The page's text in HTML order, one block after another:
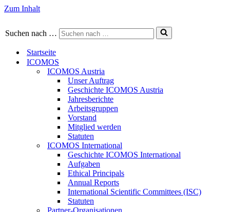
Zum Inhalt
Suchen nach …
Startseite
ICOMOS
ICOMOS Austria
Unser Auftrag
Geschichte ICOMOS Austria
Jahresberichte
Arbeitsgruppen
Vorstand
Mitglied werden
Statuten
ICOMOS International
Geschichte ICOMOS International
Aufgaben
Ethical Principals
Annual Reports
International Scientific Committees (ISC)
Statuten
Partner-Organisationen